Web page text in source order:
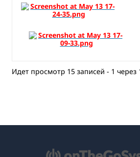
Идет просмотр 15 записей - 1 через